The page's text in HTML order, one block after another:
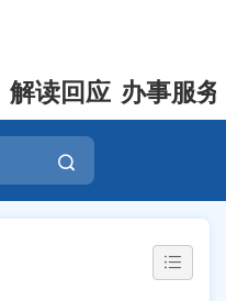
解读回应 办事服务